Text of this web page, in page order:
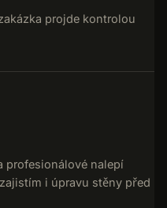
projde kontrolou
profesionálové nalepí
i úpravu stěny před